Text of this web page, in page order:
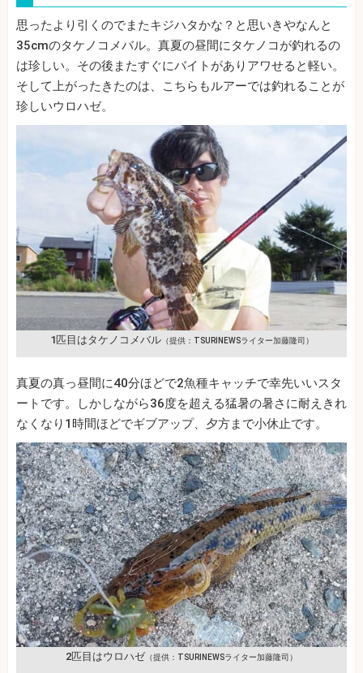
思ったより引くのでまたキジハタかな？と思いきやなんと
35cmのタケノコメバル。真夏の昼間にタケノコが釣れるの
は珍しい。その後またすぐにバイトがありアワせると軽い。
そして上がったきたのは、こちらもルアーでは釣れることが
珍しいウロハゼ。
1匹目はタケノコメバル（提供：TSURINEWSライター加藤隆司）
真夏の真っ昼間に40分ほどで2魚種キャッチで幸先いいスタ
ートです。しかしながら36度を超える猛暑の暑さに耐えきれ
なくなり1時間ほどでギブアップ、夕方まで小休止です。
2匹目はウロハゼ （提供：TSURINEWSライター加藤隆司）